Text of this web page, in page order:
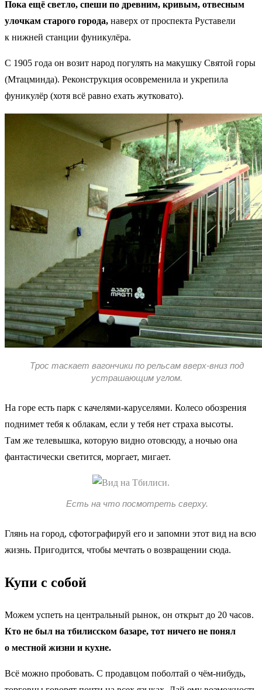
Пока ещё светло, спеши по древним, кривым, отвесным
улочкам старого города, наверх от проспекта Руставели
к нижней станции фуникулёра.
С 1905 года он возит народ погулять на макушку Святой горы
(Мтацминда). Реконструкция осовременила и укрепила
фуникулёр (хотя всё равно ехать жутковато).
Трос таскает вагончики по рельсам вверх-вниз под
устрашающим углом.
На горе есть парк с качелями-каруселями. Колесо обозрения
поднимет тебя к облакам, если у тебя нет страха высоты.
Там же телевышка, которую видно отовсюду, а ночью она
фантастически светится, моргает, мигает.
Есть на что посмотреть сверху.
Глянь на город, сфотографируй его и запомни этот вид на всю
жизнь. Пригодится, чтобы мечтать о возвращении сюда.
Купи с собой
Можем успеть на центральный рынок, он открыт до 20 часов.
Кто не был на тбилисском базаре, тот ничего не понял
о местной жизни и кухне.
Всё можно пробовать. С продавцом поболтай о чём-нибудь,